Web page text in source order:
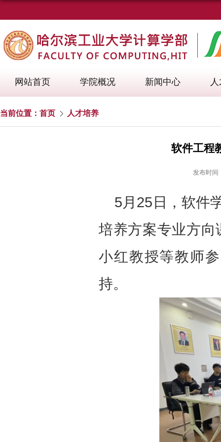
网站首页 学院概况 新闻中心
当前位置： 首页 人才培养
软件工程
发布时间
5月25日，软件
培养方案专业方
小红教授等教师
持。